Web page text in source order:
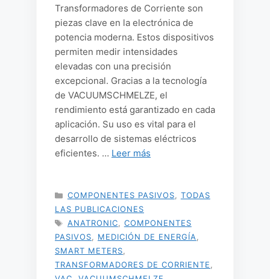
Transformadores de Corriente son
piezas clave en la electrónica de
potencia moderna. Estos dispositivos
permiten medir intensidades
elevadas con una precisión
excepcional. Gracias a la tecnología
de VACUUMSCHMELZE, el
rendimiento está garantizado en cada
aplicación. Su uso es vital para el
desarrollo de sistemas eléctricos
eficientes. … Leer más
CATEGORÍAS
COMPONENTES PASIVOS
TODAS
LAS PUBLICACIONES
ETIQUETAS
ANATRONIC
COMPONENTES
PASIVOS
MEDICIÓN DE ENERGÍA
SMART METERS
TRANSFORMADORES DE CORRIENTE